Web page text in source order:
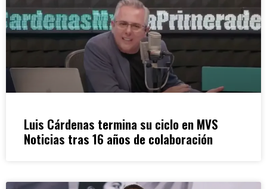
Luis Cárdenas termina su ciclo en MVS
Noticias tras 16 años de colaboración